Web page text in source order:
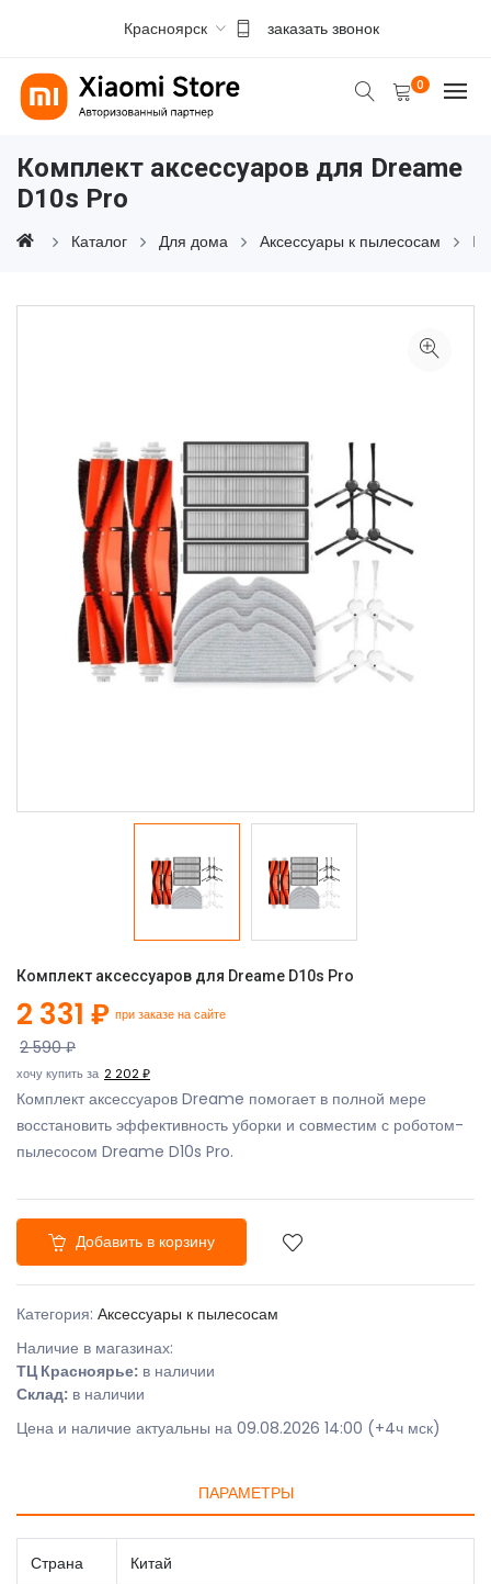
Красноярск заказать звонок
0
Комплект аксессуаров для Dreame
D10s Pro
Каталог Для дома Аксессуары к пылесосам
Комплект аксессуаров для Dreame D10s Pro
2 331 ₽ при заказе на сайте
2 590 ₽
хочу купить за 2 202 ₽
Комплект аксессуаров Dreame помогает в полной мере
восстановить эффективность уборки и совместим с роботом-
пылесосом Dreame D10s Pro.
Добавить в корзину
Категория: Аксессуары к пылесосам
Наличие в магазинах:
ТЦ Красноярье: в наличии
Склад: в наличии
Цена и наличие актуальны на 09.08.2026 14:00 (+4ч мск)
ПАРАМЕТРЫ
Страна Китай